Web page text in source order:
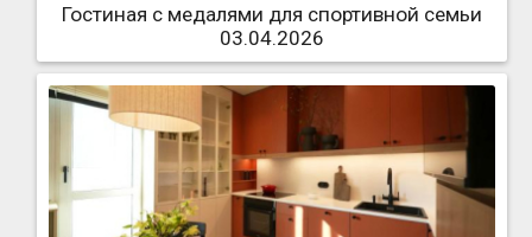
Гостиная с медалями для спортивной семьи
03.04.2026